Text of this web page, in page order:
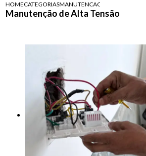
HOMECATEGORIASMANUTENCAO DE ALTA TENSAO
Manutenção de Alta Tensão